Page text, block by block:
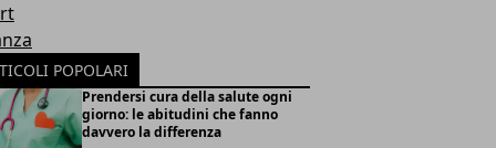
POPOLARI
Prendersi cura della salute ogni
giorno: le abitudini che fanno
davvero la differenza